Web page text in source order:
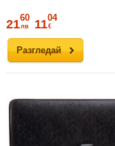
Разгледай
2160
лв 1104
€